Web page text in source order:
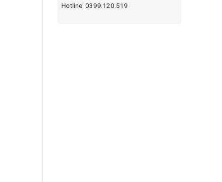
Hotline: 0399.120.519